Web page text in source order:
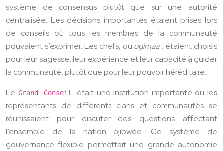
système de consensus plutôt que sur une autorité
centralisée. Les décisions importantes étaient prises lors
de conseils où tous les membres de la communauté
pouvaient s’exprimer. Les chefs, ou ogimaa, étaient choisis
pour leur sagesse, leur expérience et leur capacité à guider
la communauté, plutôt que pour leur pouvoir héréditaire.
Le Grand Conseil était une institution importante où les
représentants de différents clans et communautés se
réunissaient pour discuter des questions affectant
l’ensemble de la nation ojibwée. Ce système de
gouvernance flexible permettait une grande autonomie